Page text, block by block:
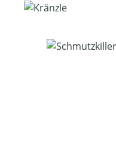
Bildergalerie